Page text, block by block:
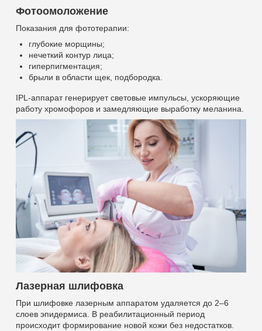
Фотоомоложение
Показания для фототерапии:
глубокие морщины;
нечеткий контур лица;
гиперпигментация;
брыли в области щек, подбородка.
IPL-аппарат генерирует световые импульсы, ускоряющие
работу хромофоров и замедляющие выработку меланина.
Лазерная шлифовка
При шлифовке лазерным аппаратом удаляется до 2–6
слоев эпидермиса. В реабилитационный период
происходит формирование новой кожи без недостатков.